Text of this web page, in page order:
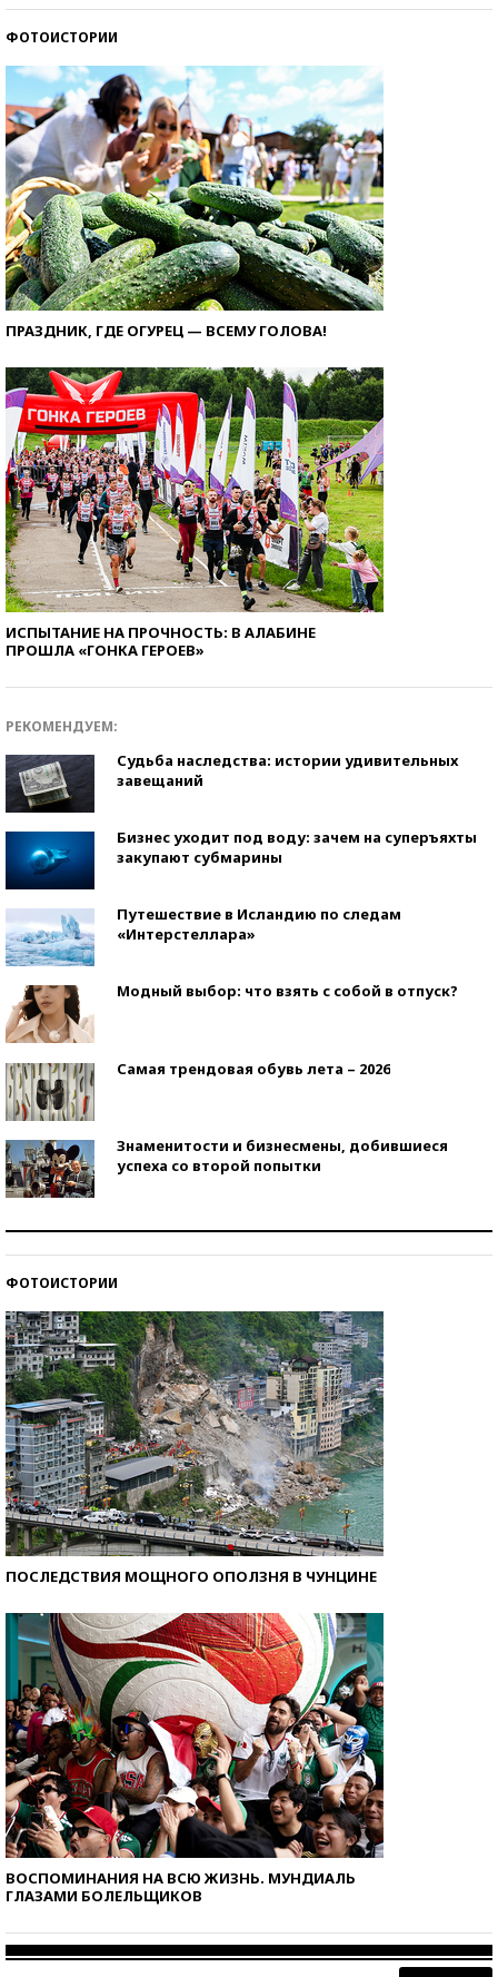
ФОТОИСТОРИИ
ПРАЗДНИК, ГДЕ ОГУРЕЦ — ВСЕМУ ГОЛОВА!
ИСПЫТАНИЕ НА ПРОЧНОСТЬ: В АЛАБИНЕ
ПРОШЛА «ГОНКА ГЕРОЕВ»
РЕКОМЕНДУЕМ:
Судьба наследства: истории удивительных
завещаний
Бизнес уходит под воду: зачем на суперъяхты
закупают субмарины
Путешествие в Исландию по следам
«Интерстеллара»
Модный выбор: что взять с собой в отпуск?
Самая трендовая обувь лета – 2026
Знаменитости и бизнесмены, добившиеся
успеха со второй попытки
ФОТОИСТОРИИ
ПОСЛЕДСТВИЯ МОЩНОГО ОПОЛЗНЯ В ЧУНЦИНЕ
ВОСПОМИНАНИЯ НА ВСЮ ЖИЗНЬ. МУНДИАЛЬ
ГЛАЗАМИ БОЛЕЛЬЩИКОВ